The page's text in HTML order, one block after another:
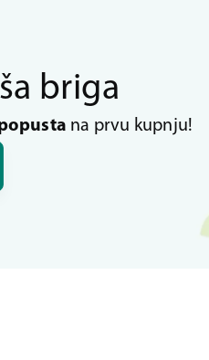
briga
na prvu kupnju!